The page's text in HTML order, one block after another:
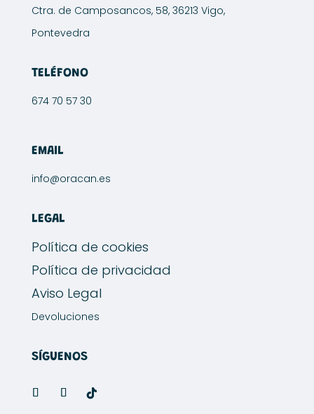
Ctra. de Camposancos, 58, 36213 Vigo,
Pontevedra
TELÉFONO
674 70 57 30
EMAIL
info@oracan.es
LEGAL
Política de cookies
Política de privacidad
Aviso Legal
Devoluciones
SÍGUENOS